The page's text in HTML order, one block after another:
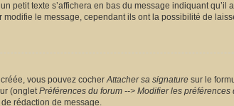
petit texte s’affichera en bas du message indiquant
le message, cependant ils ont la possibilité de
vous pouvez cocherAttacher sa signature sur le
(ongletPréférences du forum --> Modifier les préférences
rédaction de message.